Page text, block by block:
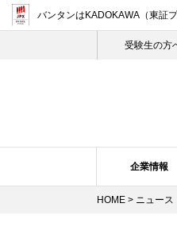
バンタンはKADOKAWA（東証プ
受験生の⽅
企業情報
HOME > ニュース